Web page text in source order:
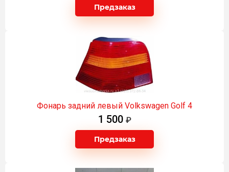
Предзаказ
Фонарь задний левый Volkswagen Golf 4
1 500
Предзаказ